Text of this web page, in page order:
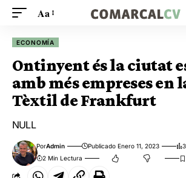
Aa
ECONOMÍA
Ontinyent és la ciutat
amb més empreses en
Tèxtil de Frankfurt
NULL
PorAdmin Publicado Enero 11, 2023
2 Min Lectura